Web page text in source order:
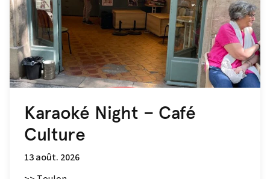
Karaoké Night – Café
Culture
13 août. 2026